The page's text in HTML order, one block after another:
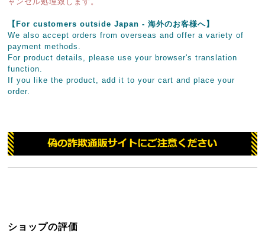
【For customers outside Japan - 海外のお客様へ】
We also accept orders from overseas and offer a variety of
payment methods.
For product details, please use your browser's translation
function.
If you like the product, add it to your cart and place your
order.
ショップの評価